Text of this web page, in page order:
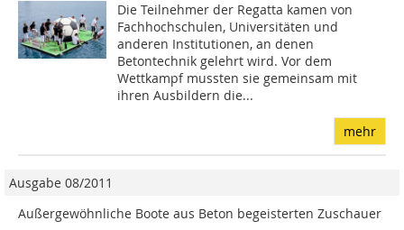
Die Teilnehmer der Regatta kamen von
Fachhochschulen, Universitäten und
anderen Institutionen, an denen
Betontechnik gelehrt wird. Vor dem
Wettkampf mussten sie gemeinsam mit
ihren Ausbildern die...
mehr
Ausgabe 08/2011
Außergewöhnliche Boote aus Beton begeisterten Zuschauer